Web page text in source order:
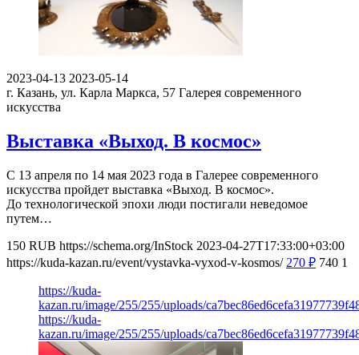
2023-04-13 2023-05-14
г. Казань, ул. Карла Маркса, 57 Галерея современного
искусства
Выставка «Выход. В космос»
С 13 апреля по 14 мая 2023 года в Галерее современного
искусства пройдет выставка «Выход. В космос».
До технологической эпохи люди постигали неведомое
путем…
150 RUB https://schema.org/InStock 2023-04-27T17:33:00+03:00
https://kuda-kazan.ru/event/vystavka-vyxod-v-kosmos/ 270 ₽ 740 1
https://kuda-
kazan.ru/image/255/255/uploads/
https://kuda-
kazan.ru/image/255/255/uploads/